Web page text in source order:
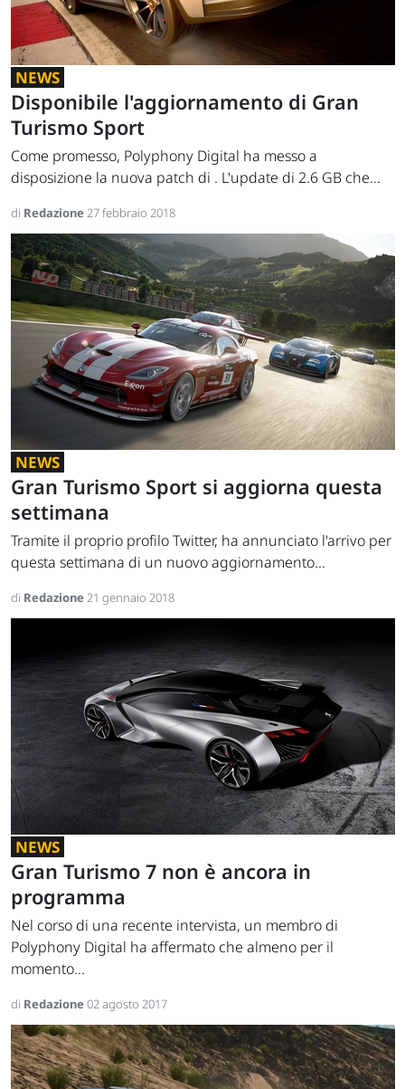
NEWS
Disponibile l'aggiornamento di Gran
Turismo Sport
Come promesso, Polyphony Digital ha messo a
disposizione la nuova patch di . L'update di 2.6 GB che...
di Redazione27 febbraio 2018
NEWS
Gran Turismo Sport si aggiorna questa
settimana
Tramite il proprio profilo Twitter, ha annunciato l'arrivo per
questa settimana di un nuovo aggiornamento...
di Redazione21 gennaio 2018
NEWS
Gran Turismo 7 non è ancora in
programma
Nel corso di una recente intervista, un membro di
Polyphony Digital ha affermato che almeno per il
momento...
di Redazione02 agosto 2017